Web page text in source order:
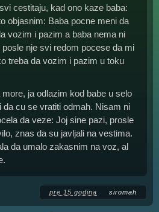
cestitaju, kad ono kaze baba:
objasnim: Baba pocne meni da
vozim i pazim a baba nema ni
nje svi redom pocese da mi
treba da vozim i pazim u toku
ja odlazim kod babe u selo
da cu se vratiti odmah. Nisam ni
da veze: Joj sine pazi, prosle
znas da su javljali na vestima.
da umalo zakasnim na voz, al
pre 15 godina siromah